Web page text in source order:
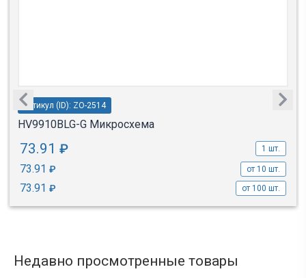
Артикул (ID): ZO-2514
HV9910BLG-G Микросхема
73.91 ₽ 1 шт.
73.91 ₽ от 10 шт.
73.91 ₽ от 100 шт.
Недавно просмотренные товары